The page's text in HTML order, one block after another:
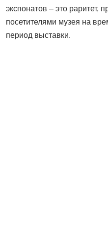
экспонатов – это раритет,
посетителями музея на
период выставки.